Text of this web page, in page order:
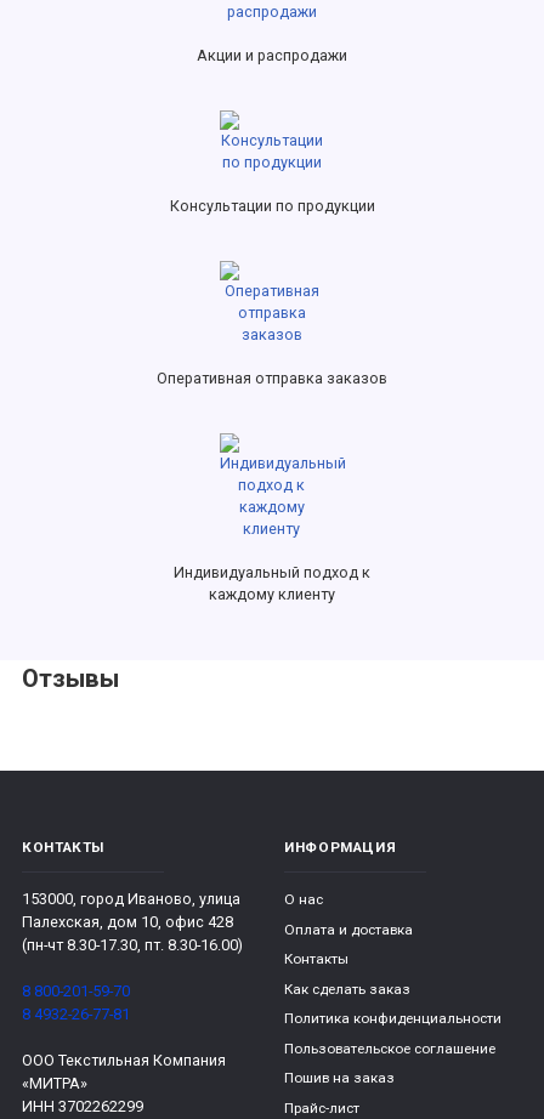
Акции и распродажи
Консультации по продукции
Оперативная отправка заказов
Индивидуальный подход к
каждому клиенту
Отзывы
КОНТАКТЫ
153000, город Иваново, улица
Палехская, дом 10, офис 428
(пн-чт 8.30-17.30, пт. 8.30-16.00)
8 800-201-59-70
8 4932-26-77-81
ООО Текстильная Компания
«МИТРА»
ИНН 3702262299
ИНФОРМАЦИЯ
О нас
Оплата и доставка
Контакты
Как сделать заказ
Политика конфиденциальности
Пользовательское соглашение
Пошив на заказ
Прайс-лист